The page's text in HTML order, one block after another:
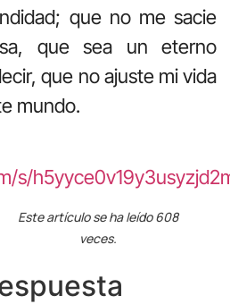
que no me sacie
que sea un eterno
que no ajuste mi vida
mundo.
s/
Este artículo se ha leído 608
veces.